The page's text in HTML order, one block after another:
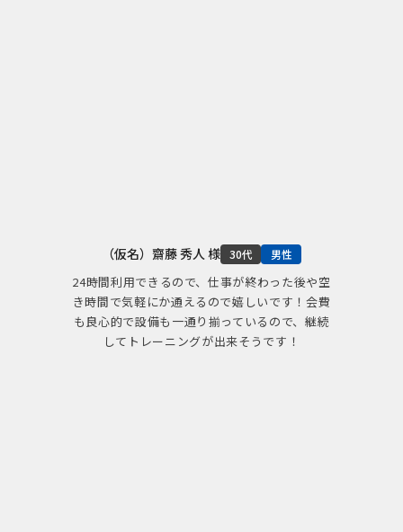
（仮名）齋藤 秀人 様 30代 男性
24時間利用できるので、仕事が終わった後や空
き時間で気軽にか通えるので嬉しいです！会費
も良心的で設備も一通り揃っているので、継続
してトレーニングが出来そうです！